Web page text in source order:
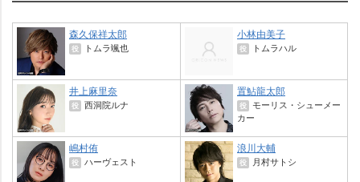
森久保祥太郎
役 トムラ颯也
小林由美子
役 トムラハル
井上麻里奈
役 西洞院ルナ
置鮎龍太郎
役 モーリス・シューメー
カー
嶋村侑
役 ハーヴェスト
浪川大輔
役 月村サトシ